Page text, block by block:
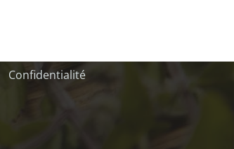
Confidentialité